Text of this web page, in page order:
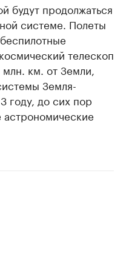
будут продолжаться
системе. Полеты
телескоп
км. от Земли,
Земля-
году, до сих пор